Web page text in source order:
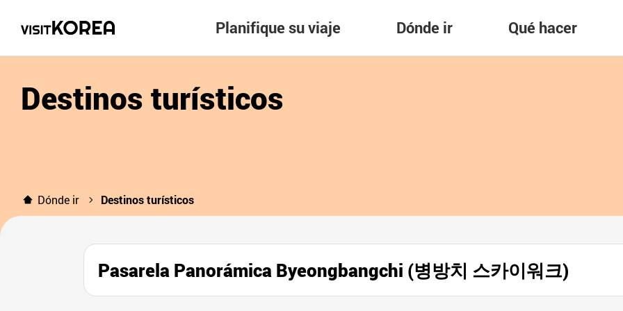
Planifique su viaje Dónde ir Qué hacer
Destinos turísticos
Dónde ir Destinos turísticos
Pasarela Panorámica Byeongbangchi (병방치 스카이워크)